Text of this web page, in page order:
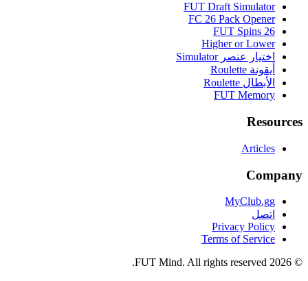
FUT Draft Simulator
FC 26 Pack Opener
FUT Spins 26
Higher or Lower
اختيار عنصر Simulator
أيقونة Roulette
الأبطال Roulette
FUT Memory
Resources
Articles
Company
MyClub.gg
اتصل
Privacy Policy
Terms of Service
©
2026